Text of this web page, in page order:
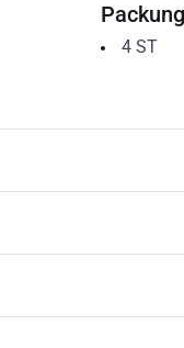
Packung
4 ST